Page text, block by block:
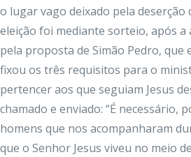
o lugar vago deixado pela deserção
eleição foi mediante sorteio, após a
pela proposta de Simão Pedro, que
fixou os três requisitos para o
pertencer aos que seguiam Jesus
chamado e enviado: “É necessário,
homens que nos acompanharam
que o Senhor Jesus viveu no meio